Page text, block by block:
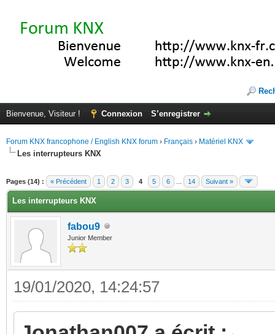
Bienvenue, Visiteur ! Connexion S’enregistrer
Forum KNX francophone / English KNX forum › Français › Matériel KNX
Les interrupteurs KNX
Pages (14) : « Précédent 1 2 3 4 5 6 14 Suivant »
Les interrupteurs KNX
fabou9
Junior Member
19/01/2020, 14:24:57